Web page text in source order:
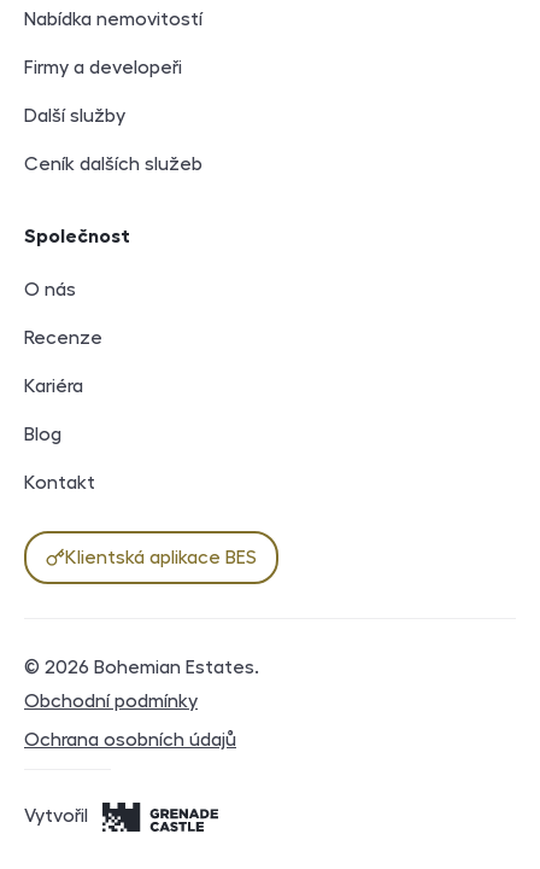
Nabídka nemovitostí
Firmy a developeři
Další služby
Ceník dalších služeb
Společnost
O nás
Recenze
Kariéra
Blog
Kontakt
Klientská aplikace BES
© 2026 Bohemian Estates.
Právní dokumenty
Obchodní podmínky
Ochrana osobních údajů
Vytvořil